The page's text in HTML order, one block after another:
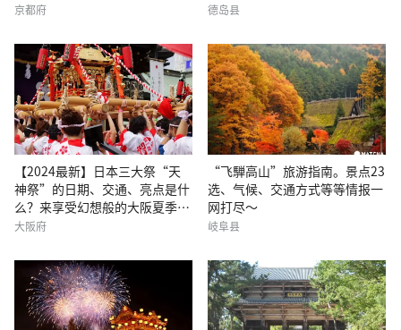
京都府 德岛县
【2024最新】日本三大祭“天
神祭”的日期、交通、亮点是什
么？来享受幻想般的大阪夏季风
物诗线上的献花烟火和游船神
大阪府
“飞騨高山”旅游指南。景点23
选、气候、交通方式等等情报一
网打尽～
岐阜县